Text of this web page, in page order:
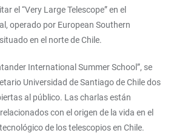
el “Very Large Telescope” en el
operado por European Southern
en el norte de Chile.
International Summer School”, se
Universidad de Santiago de Chile dos
al público. Las charlas están
con el origen de la vida en el
de los telescopios en Chile.